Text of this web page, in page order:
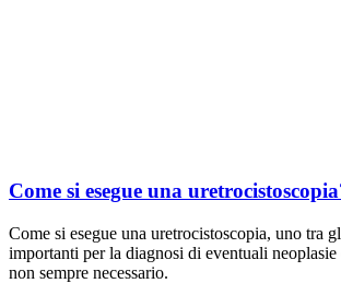
Come si esegue una
Come si esegue una uretrocistoscopia, uno tra
importanti per la diagnosi di eventuali neoplasie
non sempre necessario.